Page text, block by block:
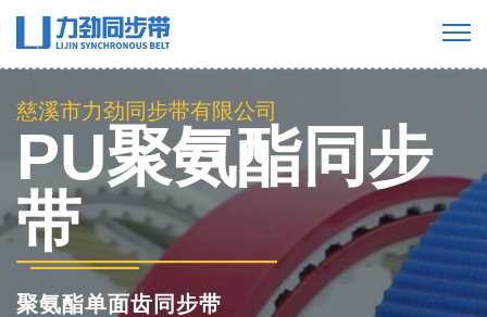
慈溪市力劲同步带有限公司
PU聚氨酯同步
带
聚氨酯单面齿同步带